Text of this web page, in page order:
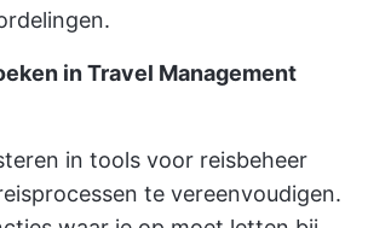
in Travel Management
in tools voor reisbeheer
te vereenvoudigen.